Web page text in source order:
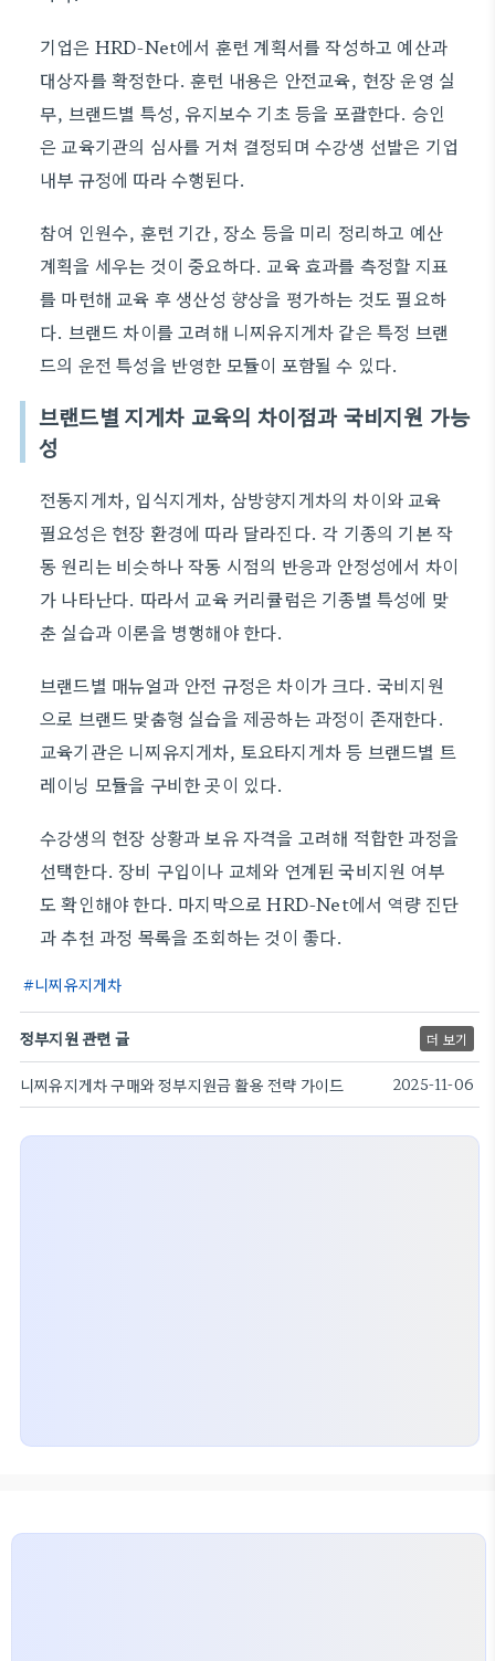
기업은 HRD-Net에서 훈련 계획서를 작성하고 예산과
대상자를 확정한다. 훈련 내용은 안전교육, 현장 운영 실
무, 브랜드별 특성, 유지보수 기초 등을 포괄한다. 승인
은 교육기관의 심사를 거쳐 결정되며 수강생 선발은 기업
내부 규정에 따라 수행된다.
참여 인원수, 훈련 기간, 장소 등을 미리 정리하고 예산
계획을 세우는 것이 중요하다. 교육 효과를 측정할 지표
를 마련해 교육 후 생산성 향상을 평가하는 것도 필요하
다. 브랜드 차이를 고려해 니찌유지게차 같은 특정 브랜
드의 운전 특성을 반영한 모듈이 포함될 수 있다.
브랜드별 지게차 교육의 차이점과 국비지원 가능
성
전동지게차, 입식지게차, 삼방향지게차의 차이와 교육
필요성은 현장 환경에 따라 달라진다. 각 기종의 기본 작
동 원리는 비슷하나 작동 시점의 반응과 안정성에서 차이
가 나타난다. 따라서 교육 커리큘럼은 기종별 특성에 맞
춘 실습과 이론을 병행해야 한다.
브랜드별 매뉴얼과 안전 규정은 차이가 크다. 국비지원
으로 브랜드 맞춤형 실습을 제공하는 과정이 존재한다.
교육기관은 니찌유지게차, 토요타지게차 등 브랜드별 트
레이닝 모듈을 구비한 곳이 있다.
수강생의 현장 상황과 보유 자격을 고려해 적합한 과정을
선택한다. 장비 구입이나 교체와 연계된 국비지원 여부
도 확인해야 한다. 마지막으로 HRD-Net에서 역량 진단
과 추천 과정 목록을 조회하는 것이 좋다.
니찌유지게차
정부지원 관련 글 더 보기
니찌유지게차 구매와 정부지원금 활용 전략 가이드 2025-11-06